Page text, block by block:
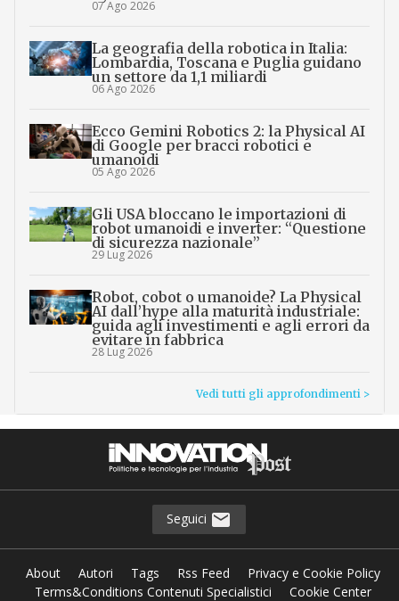
07 Ago 2026
La geografia della robotica in Italia:
Lombardia, Toscana e Puglia guidano
un settore da 1,1 miliardi
06 Ago 2026
Ecco Gemini Robotics 2: la Physical AI
di Google per bracci robotici e
umanoidi
05 Ago 2026
Gli USA bloccano le importazioni di
robot umanoidi e inverter: “Questione
di sicurezza nazionale”
29 Lug 2026
Robot, cobot o umanoide? La Physical
AI dall’hype alla maturità industriale:
guida agli investimenti e agli errori da
evitare in fabbrica
28 Lug 2026
Vedi tutti gli approfondimenti >
Seguici
About Autori Tags Rss Feed
Privacy e Cookie Policy
Terms&Conditions Contenuti Specialistici
Cookie Center